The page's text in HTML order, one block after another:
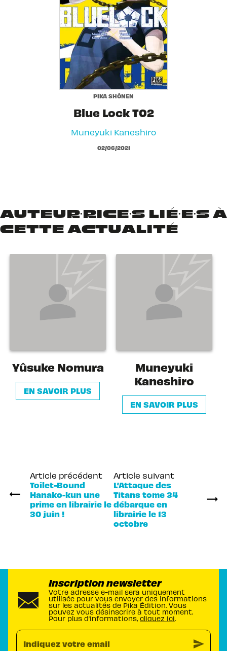
PIKA SHÔNEN
Blue Lock T02
Muneyuki Kaneshiro
02/06/2021
AUTEUR·RICE·S LIÉ·E·S À
CETTE ACTUALITÉ
Yûsuke Nomura
EN SAVOIR PLUS
Muneyuki
Kaneshiro
EN SAVOIR PLUS
Article précédent
Toilet-Bound
Hanako-kun une
prime en librairie le
30 juin !
Article suivant
L’Attaque des
Titans tome 34
débarque en
librairie le 13
octobre
Inscription newsletter
Votre adresse e-mail sera uniquement
utilisée pour vous envoyer des informations
sur les actualités de Pika Édition. Vous
pouvez vous désinscrire à tout moment.
Pour plus d’informations, cliquez ici.
Indiquez votre email send